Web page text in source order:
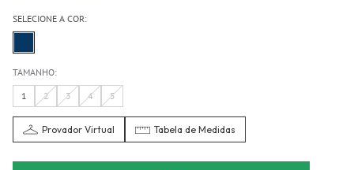
SELECIONE A COR:
TAMANHO:
1
2 3 4 5
Provador Virtual Tabela de Medidas